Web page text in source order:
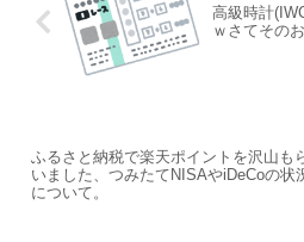
高級時計
ｗさてその
ふるさと納税で楽天ポイントを沢山も
いました、つみたてNISAやiDeCoの状
について。